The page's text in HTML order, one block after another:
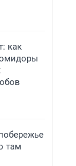
как
там